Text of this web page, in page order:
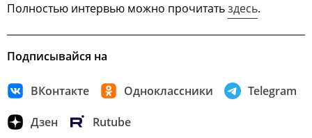
Полностью интервью можно прочитатьздесь.
Подписывайся на
ВКонтакте Одноклассники Telegram
Дзен Rutube